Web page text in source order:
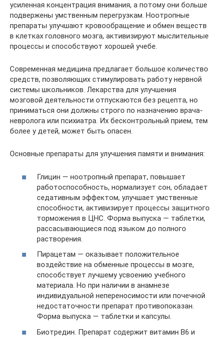
усиленная концентрация внимания, а потому они больше
подвержены умственным перегрузкам. Ноотропные
препараты улучшают кровообращение и обмен веществ
в клетках головного мозга, активизируют мыслительные
процессы и способствуют хорошей учебе.
Современная медицина предлагает большое количество
средств, позволяющих стимулировать работу нервной
системы школьников. Лекарства для улучшения
мозговой деятельности отпускаются без рецепта, но
приниматься они должны строго по назначению врача-
невролога или психиатра. Их бесконтрольный прием, тем
более у детей, может быть опасен.
Основные препараты для улучшения памяти и внимания:
Глицин — ноотропный препарат, повышает
работоспособность, нормализует сон, обладает
седативным эффектом, улучшает умственные
способности, активизирует процессы защитного
торможения в ЦНС. Форма выпуска — таблетки,
рассасывающиеся под языком до полного
растворения.
Пирацетам — оказывает положительное
воздействие на обменные процессы в мозге,
способствует лучшему усвоению учебного
материала. Но при наличии в анамнезе
индивидуальной непереносимости или почечной
недостаточности препарат противопоказан.
Форма выпуска — таблетки и капсулы.
Биотредин. Препарат содержит витамин В6 и